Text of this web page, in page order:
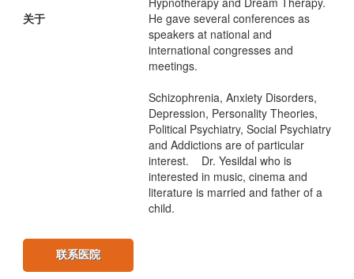
关于
He gave several conferences as
speakers at national and
international congresses and
meetings.
Schizophrenia, Anxiety Disorders,
Depression, Personality Theories,
Political Psychiatry, Social Psychiatry
and Addictions are of particular
interest. Dr. Yesildal who is
interested in music, cinema and
literature is married and father of a
child.
联系医院